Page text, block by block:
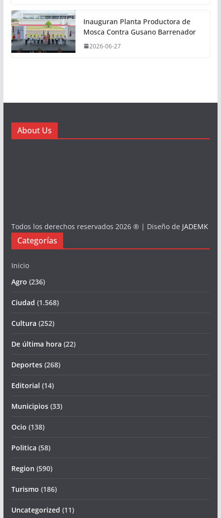
Inauguran Planta Productora de
Mosca Contra Gusano Barrenador
2026-06-27
About Us
Todos los derechos reservados 2026 ® | Diseño de JADEMK
Categorías
Inicio
Agro (236)
Ciudad (1.568)
Cultura (252)
De última hora (22)
Deportes(268)
Editorial (14)
Municipios(33)
Ocio (138)
Politica (58)
Region (590)
Turismo (186)
Uncategorized (11)